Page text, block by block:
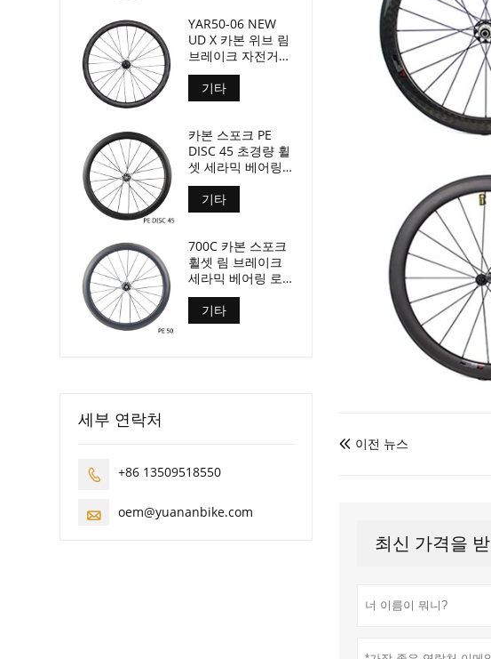
 이전 뉴스
최신 가격을
YAR50-06 NEW
UD X 카본 위브 림
브레이크 자전거
휠셋 50mm 깊이
29mm 너비
기타
카본 스포크 PE
DISC 45 초경량 휠
셋 세라믹 베어링
1280g 전용
기타
700C 카본 스포크
휠셋 림 브레이크
세라믹 베어링 로
드 바이크 휠셋
기타
세부 연락처
 +86 13509518550
 oem@yuananbike.com